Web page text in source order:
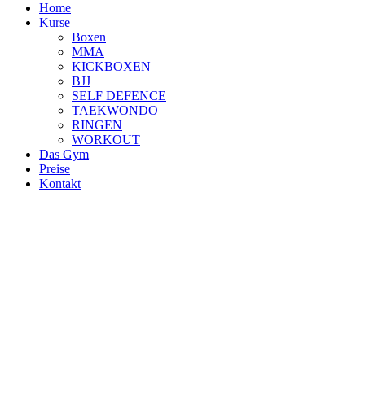
Home
Kurse
Boxen
MMA
KICKBOXEN
BJJ
SELF DEFENCE
TAEKWONDO
RINGEN
WORKOUT
Das Gym
Preise
Kontakt